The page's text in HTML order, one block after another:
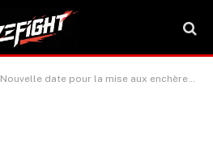
Nouvelle date pour la mise aux enchères du combat Callum Smith – David Morrell Jr : fixée au 2 février